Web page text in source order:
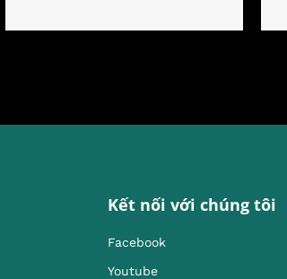
Kết nối với chúng tôi
Facebook
Youtube